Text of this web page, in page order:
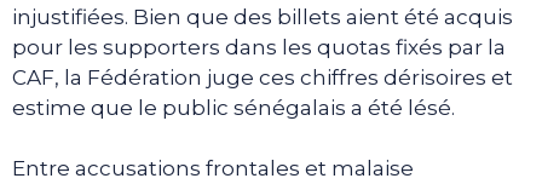
injustifiées. Bien que des billets aient été acquis
pour les supporters dans les quotas fixés par la
CAF, la Fédération juge ces chiffres dérisoires et
estime que le public sénégalais a été lésé.
Entre accusations frontales et malaise